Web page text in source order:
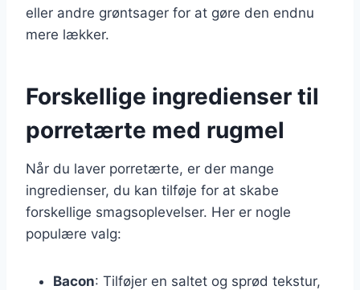
eller andre grøntsager for at gøre den endnu
mere lækker.
Forskellige ingredienser til
porretærte med rugmel
Når du laver porretærte, er der mange
ingredienser, du kan tilføje for at skabe
forskellige smagsoplevelser. Her er nogle
populære valg:
Bacon: Tilføjer en saltet og sprød tekstur,